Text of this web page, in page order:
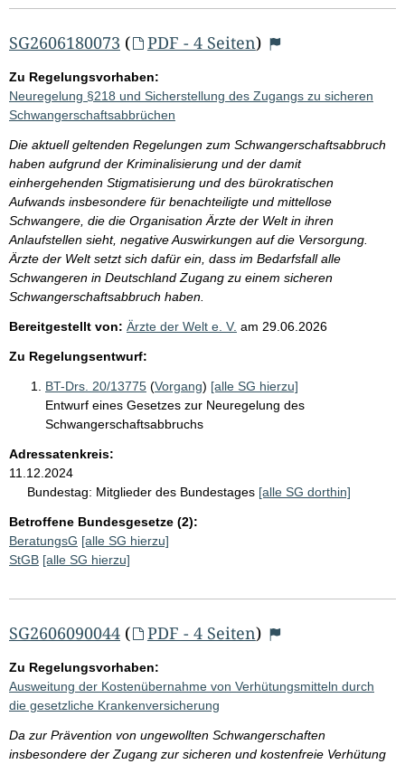
SG2606180073 ( PDF - 4 Seiten)
Zu Regelungsvorhaben:
Neuregelung §218 und Sicherstellung des Zugangs zu sicheren
Schwangerschaftsabbrüchen
Die aktuell geltenden Regelungen zum Schwangerschaftsabbruch
haben aufgrund der Kriminalisierung und der damit
einhergehenden Stigmatisierung und des bürokratischen
Aufwands insbesondere für benachteiligte und mittellose
Schwangere, die die Organisation Ärzte der Welt in ihren
Anlaufstellen sieht, negative Auswirkungen auf die Versorgung.
Ärzte der Welt setzt sich dafür ein, dass im Bedarfsfall alle
Schwangeren in Deutschland Zugang zu einem sicheren
Schwangerschaftsabbruch haben.
Bereitgestellt von: Ärzte der Welt e. V. am 29.06.2026
Zu Regelungsentwurf:
BT-Drs. 20/13775 (Vorgang) [alle SG hierzu]
Entwurf eines Gesetzes zur Neuregelung des
Schwangerschaftsabbruchs
Adressatenkreis:
11.12.2024
Bundestag: Mitglieder des Bundestages [alle SG dorthin]
Betroffene Bundesgesetze (2):
BeratungsG [alle SG hierzu]
StGB [alle SG hierzu]
SG2606090044 ( PDF - 4 Seiten)
Zu Regelungsvorhaben:
Ausweitung der Kostenübernahme von Verhütungsmitteln durch
die gesetzliche Krankenversicherung
Da zur Prävention von ungewollten Schwangerschaften
insbesondere der Zugang zur sicheren und kostenfreie Verhütung